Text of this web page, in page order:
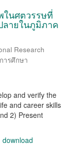
นศตวรรษที่
ายในภูมิภาค
Research
ารศึกษา
and verify the
and career skills
2) Present
download